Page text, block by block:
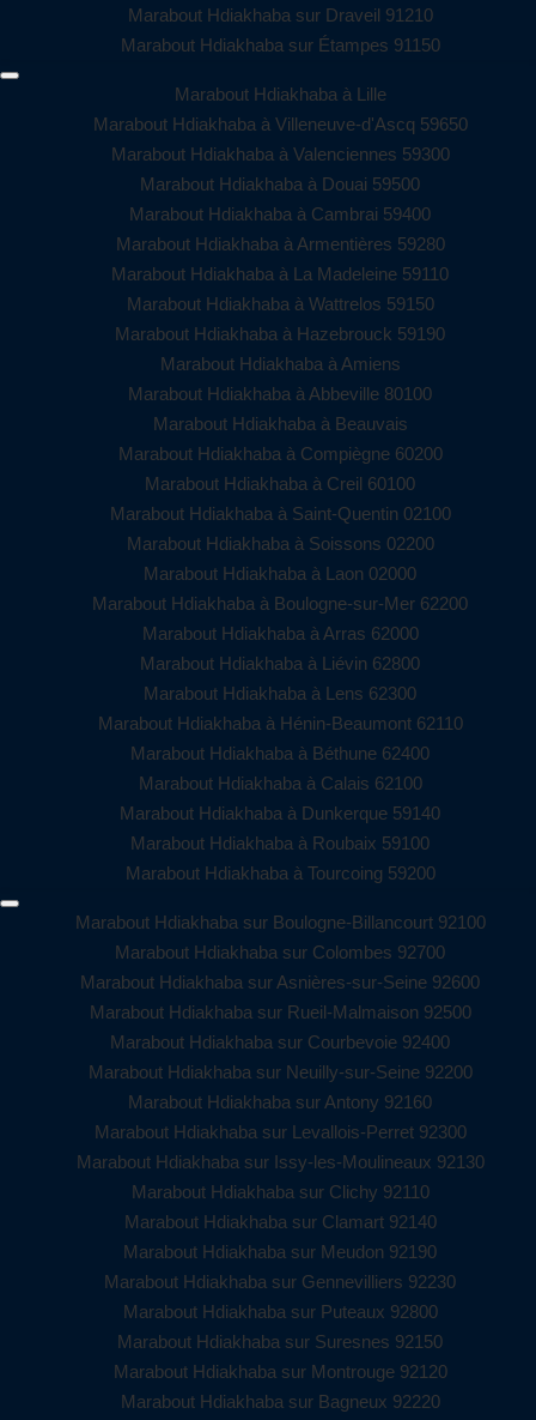
Marabout Hdiakhaba sur Draveil 91210
Marabout Hdiakhaba sur Étampes 91150
Marabout Hdiakhaba à Lille
Marabout Hdiakhaba à Villeneuve-d'Ascq 59650
Marabout Hdiakhaba à Valenciennes 59300
Marabout Hdiakhaba à Douai 59500
Marabout Hdiakhaba à Cambrai 59400
Marabout Hdiakhaba à Armentières 59280
Marabout Hdiakhaba à La Madeleine 59110
Marabout Hdiakhaba à Wattrelos 59150
Marabout Hdiakhaba à Hazebrouck 59190
Marabout Hdiakhaba à Amiens
Marabout Hdiakhaba à Abbeville 80100
Marabout Hdiakhaba à Beauvais
Marabout Hdiakhaba à Compiègne 60200
Marabout Hdiakhaba à Creil 60100
Marabout Hdiakhaba à Saint-Quentin 02100
Marabout Hdiakhaba à Soissons 02200
Marabout Hdiakhaba à Laon 02000
Marabout Hdiakhaba à Boulogne-sur-Mer 62200
Marabout Hdiakhaba à Arras 62000
Marabout Hdiakhaba à Liévin 62800
Marabout Hdiakhaba à Lens 62300
Marabout Hdiakhaba à Hénin-Beaumont 62110
Marabout Hdiakhaba à Béthune 62400
Marabout Hdiakhaba à Calais 62100
Marabout Hdiakhaba à Dunkerque 59140
Marabout Hdiakhaba à Roubaix 59100
Marabout Hdiakhaba à Tourcoing 59200
Marabout Hdiakhaba sur Boulogne-Billancourt 92100
Marabout Hdiakhaba sur Colombes 92700
Marabout Hdiakhaba sur Asnières-sur-Seine 92600
Marabout Hdiakhaba sur Rueil-Malmaison 92500
Marabout Hdiakhaba sur Courbevoie 92400
Marabout Hdiakhaba sur Neuilly-sur-Seine 92200
Marabout Hdiakhaba sur Antony 92160
Marabout Hdiakhaba sur Levallois-Perret 92300
Marabout Hdiakhaba sur Issy-les-Moulineaux 92130
Marabout Hdiakhaba sur Clichy 92110
Marabout Hdiakhaba sur Clamart 92140
Marabout Hdiakhaba sur Meudon 92190
Marabout Hdiakhaba sur Gennevilliers 92230
Marabout Hdiakhaba sur Puteaux 92800
Marabout Hdiakhaba sur Suresnes 92150
Marabout Hdiakhaba sur Montrouge 92120
Marabout Hdiakhaba sur Bagneux 92220